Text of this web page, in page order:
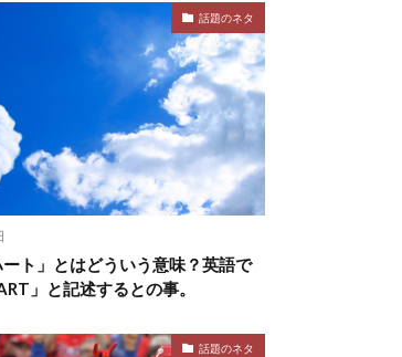
話題のネタ
ート」とはどういう意味？英語で
」と記述するとの事。
話題のネタ